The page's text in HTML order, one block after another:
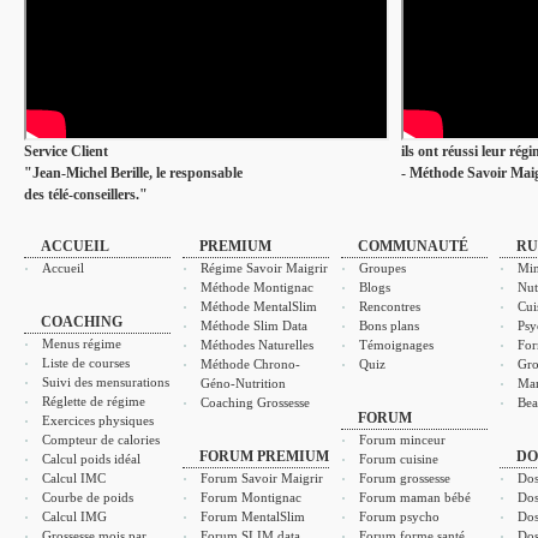
Service Client
"Jean-Michel Berille, le responsable
des télé-conseillers."
ils ont réussi leur
- Méthode Savoir
ACCUEIL
Accueil
COACHING
Menus régime
Liste de courses
Suivi des mensurations
Réglette de régime
Exercices physiques
Compteur de calories
Calcul poids idéal
Calcul IMC
Courbe de poids
Calcul IMG
PREMIUM
Régime Savoir Maigrir
Méthode Montignac
Méthode MentalSlim
Méthode Slim Data
Méthodes Naturelles
Méthode Chrono-
Géno-Nutrition
Coaching Grossesse
FORUM PREMIUM
Forum Savoir Maigrir
Forum Montignac
Forum MentalSlim
COMMUNAUTÉ
Groupes
Blogs
Rencontres
Bons plans
Témoignages
Quiz
FORUM
Forum minceur
Forum cuisine
Forum grossesse
Forum maman bébé
Forum psycho